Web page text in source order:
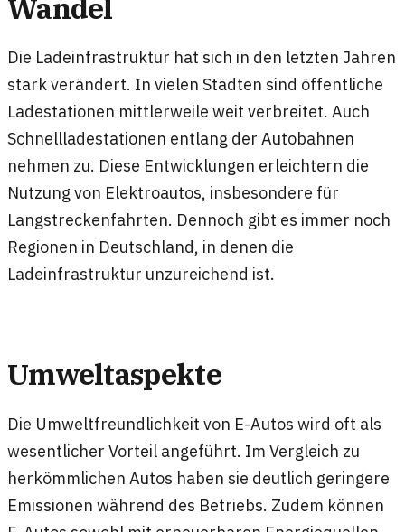
Wandel
Die Ladeinfrastruktur hat sich in den letzten Jahren
stark verändert. In vielen Städten sind öffentliche
Ladestationen mittlerweile weit verbreitet. Auch
Schnellladestationen entlang der Autobahnen
nehmen zu. Diese Entwicklungen erleichtern die
Nutzung von Elektroautos, insbesondere für
Langstreckenfahrten. Dennoch gibt es immer noch
Regionen in Deutschland, in denen die
Ladeinfrastruktur unzureichend ist.
Umweltaspekte
Die Umweltfreundlichkeit von E-Autos wird oft als
wesentlicher Vorteil angeführt. Im Vergleich zu
herkömmlichen Autos haben sie deutlich geringere
Emissionen während des Betriebs. Zudem können